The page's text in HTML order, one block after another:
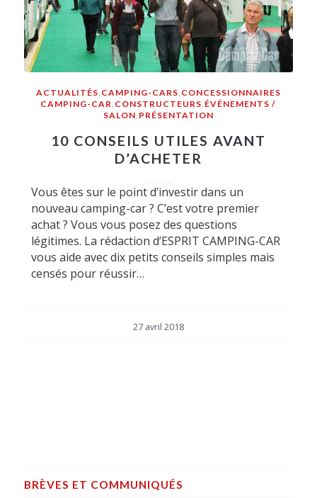
ACTUALITÉS, CAMPING-CARS, CONCESSIONNAIRES
CAMPING-CAR, CONSTRUCTEURS, ÉVÉNEMENTS /
SALON, PRÉSENTATION
10 CONSEILS UTILES AVANT
D’ACHETER
Vous êtes sur le point d’investir dans un
nouveau camping-car ? C’est votre premier
achat ? Vous vous posez des questions
légitimes. La rédaction d’ESPRIT CAMPING-CAR
vous aide avec dix petits conseils simples mais
censés pour réussir…
27 avril 2018
BRÈVES ET COMMUNIQUÉS